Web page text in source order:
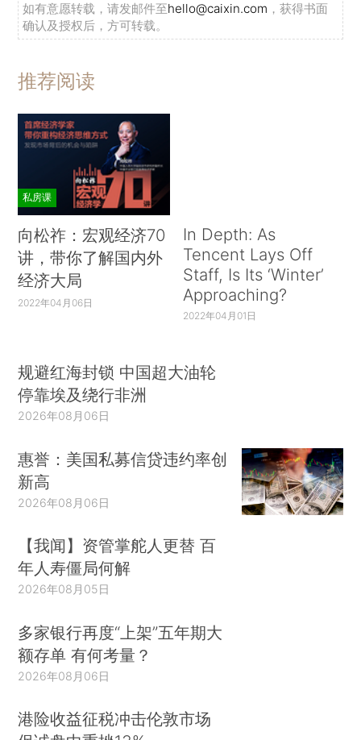
如有意愿转载，请发邮件至hello@caixin.com ，获得书面
确认及授权后，方可转载。
推荐阅读
私房课
向松祚：宏观经济70
讲，带你了解国内外
经济大局
2022年04月06日
In Depth: As
Tencent Lays Off
Staff, Is Its ‘Winter’
Approaching?
2022年04月01日
规避红海封锁 中国超大油轮
停靠埃及绕行非洲
2026年08月06日
惠誉：美国私募信贷违约率创
新高
2026年08月06日
【我闻】资管掌舵人更替 百
年人寿僵局何解
2026年08月05日
多家银行再度“上架”五年期大
额存单 有何考量？
2026年08月06日
港险收益征税冲击伦敦市场